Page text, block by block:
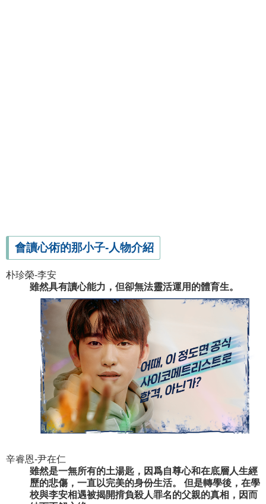
會讀心術的那小子-人物介紹
朴珍榮-李安
雖然具有讀心能力，但卻無法靈活運用的體育生。
辛睿恩-尹在仁
雖然是一無所有的土湯匙，因爲自尊心和在底層人生經
歷的悲傷，一直以完美的身份生活。 但是轉學後，在學
校與李安相遇被揭開揹負殺人罪名的父親的真相，因而